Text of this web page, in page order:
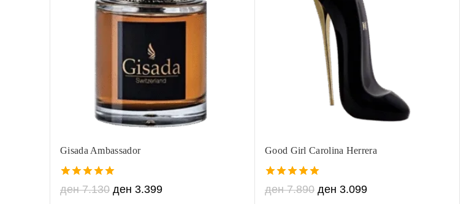
Gisada Ambassador
5.00
out of 5
ден7.130 ден 3.399
Good Girl Carolina Herrera
5.00
out of 5
ден7.890 ден 3.099